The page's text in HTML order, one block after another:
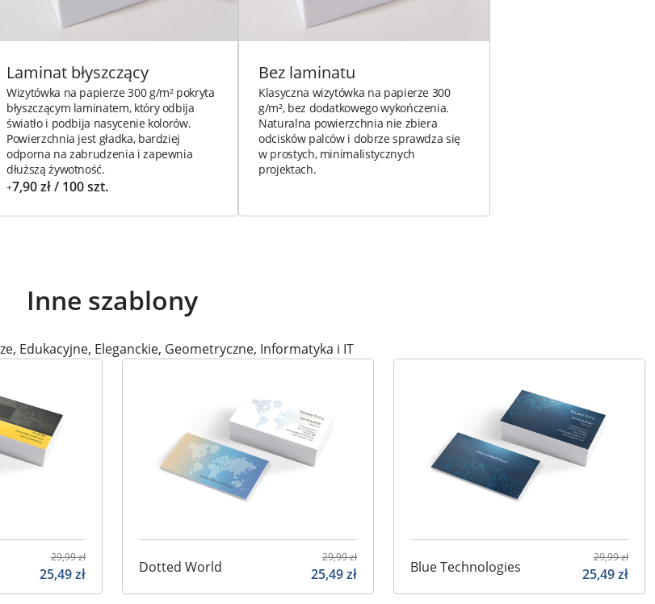
Laminat błyszczący
Wizytówka na papierze 300 g/m² pokryta
błyszczącym laminatem, który odbija
światło i podbija nasycenie kolorów.
Powierzchnia jest gładka, bardziej
odporna na zabrudzenia i zapewnia
dłuższą żywotność.
+7,90 zł / 100 szt.
Bez laminatu
Klasyczna wizytówka na papierze 300
g/m², bez dodatkowego wykończenia.
Naturalna powierzchnia nie zbiera
odcisków palców i dobrze sprawdza się
w prostych, minimalistycznych
projektach.
Inne szablony
, Edukacyjne, Eleganckie, Geometryczne, Informatyka i IT
29,99zł
25,49zł Dotted World
29,99zł
25,49zł Blue Technologies
29,99zł
25,49zł